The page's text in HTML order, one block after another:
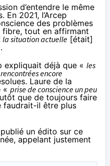
d’entendre le même
En 2021, l’Arcep
des problèmes
tout en affirmant
la situation actuelle [était]
expliquait déjà que « les
encore
Laure de la
« prise de conscience un peu
que de toujours faire
faudrait-il être plus
un édito sur ce
appelant justement